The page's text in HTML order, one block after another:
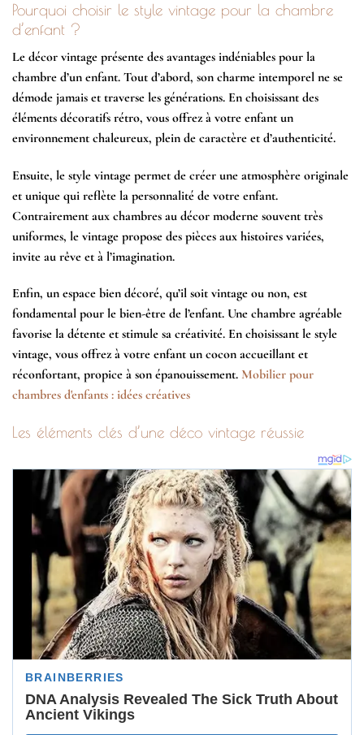
Pourquoi choisir le style vintage pour la chambre
d’enfant ?
Le décor vintage présente des avantages indéniables pour la
chambre d’un enfant. Tout d’abord, son charme intemporel ne se
démode jamais et traverse les générations. En choisissant des
éléments décoratifs rétro, vous offrez à votre enfant un
environnement chaleureux, plein de caractère et d’authenticité.
Ensuite, le style vintage permet de créer une atmosphère originale
et unique qui reflète la personnalité de votre enfant.
Contrairement aux chambres au décor moderne souvent très
uniformes, le vintage propose des pièces aux histoires variées,
invite au rêve et à l’imagination.
Enfin, un espace bien décoré, qu’il soit vintage ou non, est
fondamental pour le bien-être de l’enfant. Une chambre agréable
favorise la détente et stimule sa créativité. En choisissant le style
vintage, vous offrez à votre enfant un cocon accueillant et
réconfortant, propice à son épanouissement. Mobilier pour
chambres d'enfants : idées créatives
Les éléments clés d’une déco vintage réussie